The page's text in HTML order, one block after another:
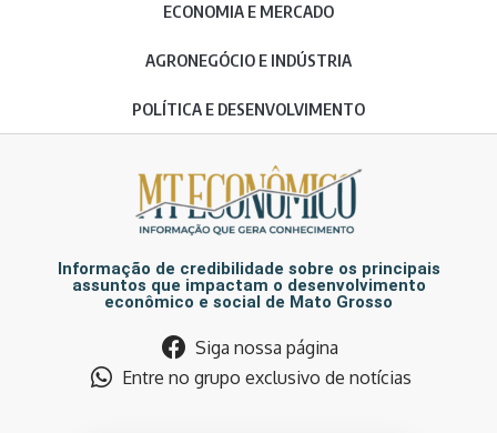
ECONOMIA E MERCADO
AGRONEGÓCIO E INDÚSTRIA
POLÍTICA E DESENVOLVIMENTO
Informação de credibilidade sobre os principais
assuntos que impactam o desenvolvimento
econômico e social de Mato Grosso
Siga nossa página
Entre no grupo exclusivo de notícias